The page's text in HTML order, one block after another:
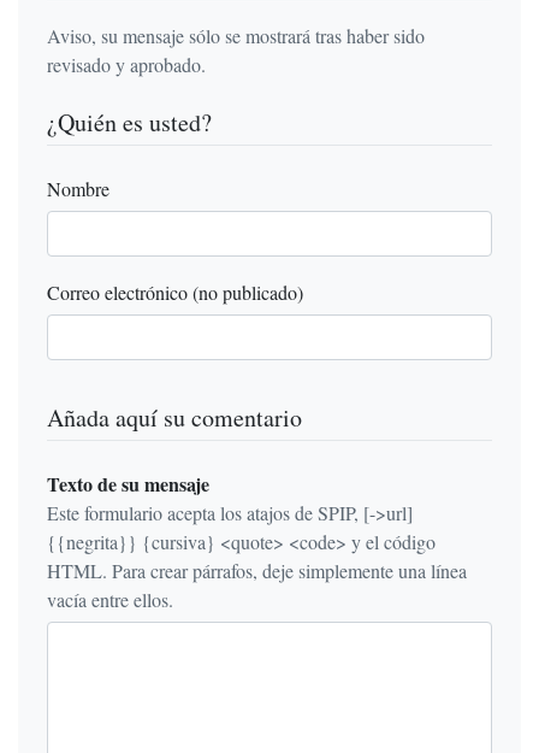
Aviso, su mensaje sólo se mostrará tras haber sido
revisado y aprobado.
¿Quién es usted?
Nombre
Correo electrónico (no publicado)
Añada aquí su comentario
Texto de su mensaje
Este formulario acepta los atajos de SPIP, [->url]
{{negrita}} {cursiva} <quote> <code> y el código
HTML. Para crear párrafos, deje simplemente una línea
vacía entre ellos.